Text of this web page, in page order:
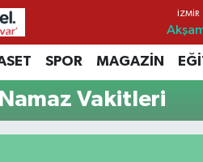
SPOR MAGAZİN
Vakitleri